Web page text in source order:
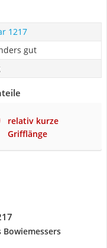
1217
gut
relativ kurze
Grifflänge